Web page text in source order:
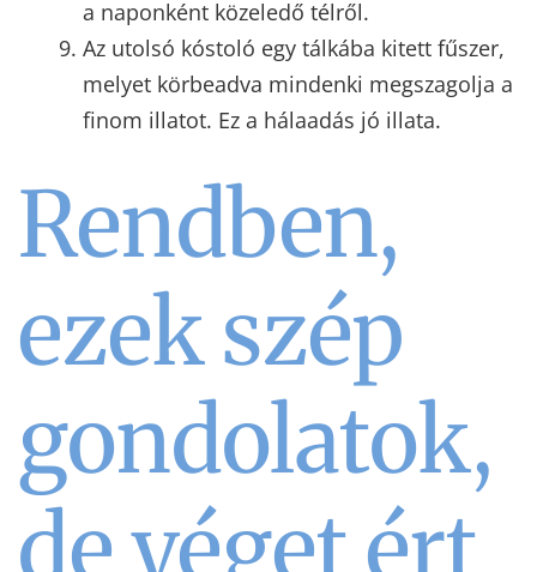
a naponként közeledő télről.
Az utolsó kóstoló egy tálkába kitett fűszer,
melyet körbeadva mindenki megszagolja a
finom illatot. Ez a hálaadás jó illata.
Rendben,
ezek szép
gondolatok,
de véget ért